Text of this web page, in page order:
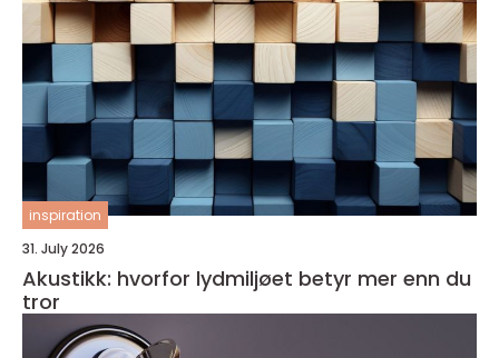
inspiration
31. July 2026
Akustikk: hvorfor lydmiljøet betyr mer enn du
tror